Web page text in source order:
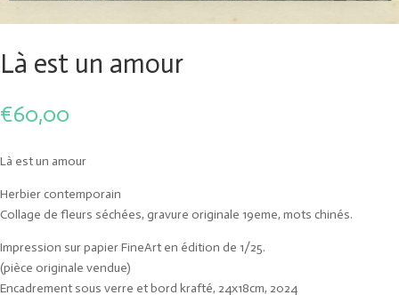
Là est un amour
€60,00
Là est un amour
Herbier contemporain
Collage de fleurs séchées, gravure originale 19eme, mots chinés.
Impression sur papier FineArt en édition de 1/25.
(pièce originale vendue)
Encadrement sous verre et bord krafté, 24x18cm, 2024